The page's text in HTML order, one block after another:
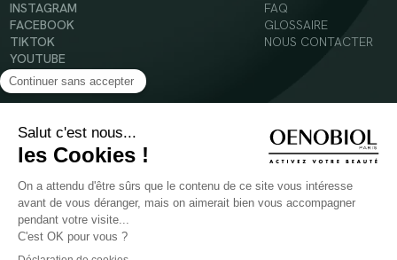
INSTAGRAM
FACEBOOK
TIKTOK
YOUTUBE
FAQ
GLOSSAIRE
NOUS CONTACTER
Mentions légales
Conditions Générales d’Utilisation
Politique en matière de cookies
POUR VOTRE SANTÉ, MANGEZ AU MOINS CINQ FRUITS ET LÉGUMES PAR JOUR -
WWW.MANGERBOUGER.FR
Les complément alimentaires doivent être utilisés dans le cadre d'un mode de vie sain et
ne pas être utilisés comme substituts d'un régimes alimentaire varié et équilibré.
Réservé à l'adulte. Consulter attentivement l'étiquetage des produits avant l'utilisation.